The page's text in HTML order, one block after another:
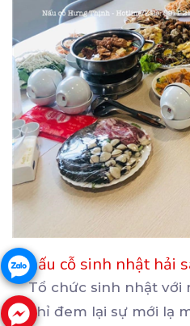
nấu cỗ sinh nhật hải
Tổ chức sinh nhật với
chỉ đem lại sự mới lạ